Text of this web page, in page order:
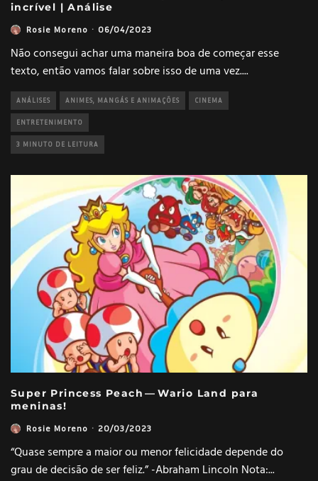
incrível | Análise
Rosie Moreno · 06/04/2023
Não consegui achar uma maneira boa de começar esse
texto, então vamos falar sobre isso de uma vez....
ANÁLISES ANIMES, MANGÁS E ANIMAÇÕES CINEMA
ENTRETENIMENTO
3 MINUTO DE LEITURA
Super Princess Peach — Wario Land para
meninas!
Rosie Moreno · 20/03/2023
“Quase sempre a maior ou menor felicidade depende do
grau de decisão de ser feliz.” -Abraham Lincoln Nota:...